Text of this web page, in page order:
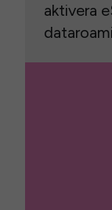
aktivera